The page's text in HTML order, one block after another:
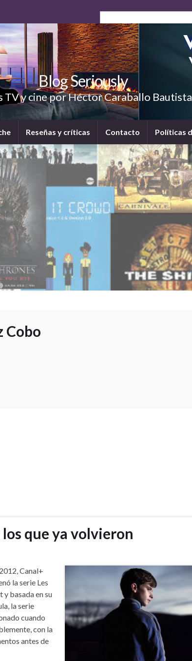
Blog Seriously
TV y cine por Héctor Caraballo Bautista
Reseñas y críticas Contacto Políticas
Cobo
que ya volvieron
Canal+
la serie Les
y basada en su
la serie
cuando
con la
antes de